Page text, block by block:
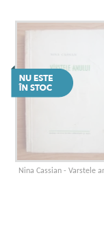
Nina Cassian - Varstele